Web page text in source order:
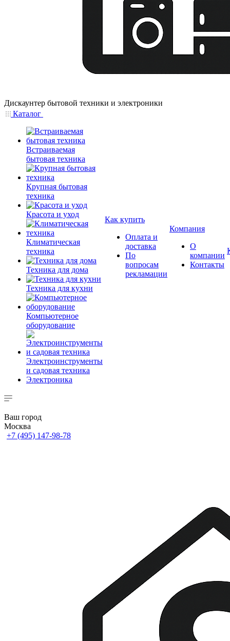
Дискаунтер бытовой техники и электроники
Каталог
Встраиваемая
бытовая техника
Крупная бытовая
техника
Красота и уход
Климатическая
техника
Техника для дома
Техника для кухни
Компьютерное
оборудование
Электроинструменты
и садовая техника
Электроника
Как купить
Оплата и
доставка
По
вопросам
рекламации
Компания
О
компании
Контакты
Ваш город
Москва
+7 (495) 147-98-78